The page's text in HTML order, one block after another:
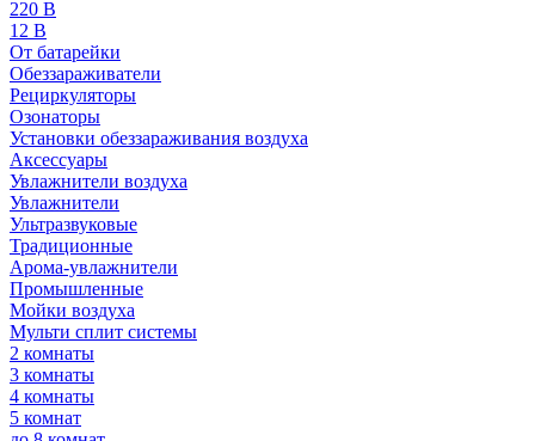
220 В
12 В
От батарейки
Обеззараживатели
Рециркуляторы
Озонаторы
Установки обеззараживания воздуха
Аксессуары
Увлажнители воздуха
Увлажнители
Ультразвуковые
Традиционные
Арома-увлажнители
Промышленные
Мойки воздуха
Мульти сплит системы
2 комнаты
3 комнаты
4 комнаты
5 комнат